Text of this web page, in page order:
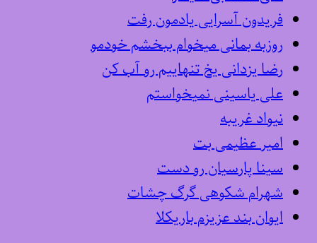
فریدون آسرایی یادمون رفت
روزبه بمانی میخوام ببخشم خودمو
رضا یزدانی یخ تنهاییم رو آب کن
علی یاسینی نمیخواستم
نیواد غریبه
امیر عظیمی بت
سینا پارسیان رو دست
شهرام شکوهی گرگ چشات
ایوان بند عزیزم باریکلا